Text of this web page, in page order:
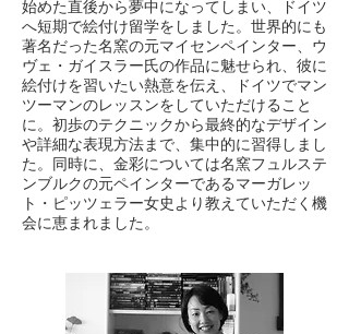
始めた直後から夢中になってしまい、ドイツ
へ短期で絵付け留学をしました。世界的にも
著名だった名窯の元マイセンペインター、ウ
ヴェ・ガイスラー氏の作品に魅せられ、彼に
絵付けを習いたい熱意を伝え、ドイツでマン
ツーマンのレッスンをしていただけること
に。初歩のテクニックから最終的なデザイン
や詳細な表現方法まで、集中的に習得しまし
た。同時に、金彩については名窯フュルステ
ンブルクの元ペインターであるマーガレッ
ト・ピッツェラー女史より教えていただく機
会に恵まれました。